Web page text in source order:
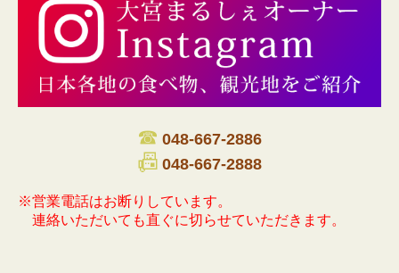
☎ 048-667-2886
📠 048-667-2888
※営業電話はお断りしています。
連絡いただいても直ぐに切らせていただきます。